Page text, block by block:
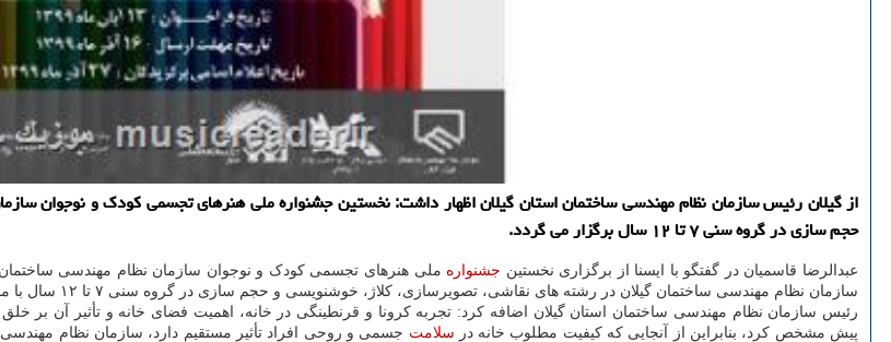
از گیلان رئیس سازمان نظام مهندسی ساختمان استان گیلان اظهار داشت: نخستین جشنواره ملی هنرهای تجسمی كودك و نوجوان
حجم سازی در گروه سنی ۷ تا ۱۲ سال برگزار می گردد.
عبدالرضا قاسمیان در گفتگو با ایسنا از برگزاری نخستین جشنواره ملی هنرهای تجسمی کودک و نوجوان سازمان نظام مهندسی ساختمان
سازمان نظام مهندسی ساختمان گیلان در رشته های نقاشی، تصویرسازی، کلاژ، خوشنویسی و حجم سازی در گروه سنی ۷ تا ۱۲ سال با مبحث «خانه دوست داشتنی من» برگزار می گردد.
رئیس سازمان نظام مهندسی ساختمان استان گیلان اضافه کرد: تجربه کرونا و قرنطینگی در خانه، اهمیت فضای خانه و تأثیر آن بر
پیش مشخص کرد، بنابراین از آنجایی ‎که کیفیت مطلوب خانه در
سلامت جسمی و روحی افراد تأثیر مستقیم دارد، سازمان نظام